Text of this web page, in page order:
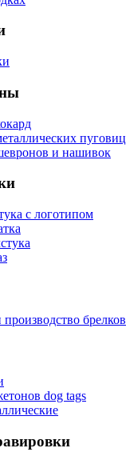
пуговиц
и нашивок
с логотипом
брелков
dog tags